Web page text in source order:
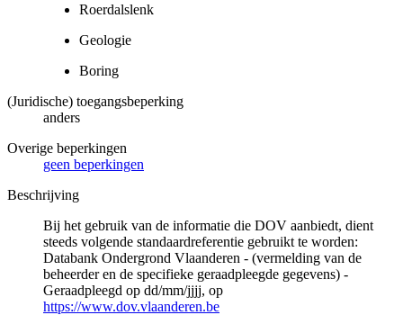
Roerdalslenk
Geologie
Boring
(Juridische) toegangsbeperking
anders
Overige beperkingen
geen beperkingen
Beschrijving
Bij het gebruik van de informatie die DOV aanbiedt, dient
steeds volgende standaardreferentie gebruikt te worden:
Databank Ondergrond Vlaanderen - (vermelding van de
beheerder en de specifieke geraadpleegde gegevens) -
Geraadpleegd op dd/mm/jjjj, op
https://www.dov.vlaanderen.be